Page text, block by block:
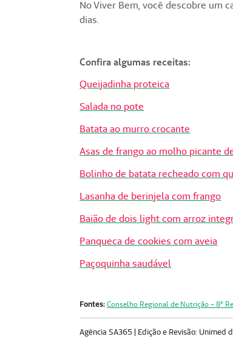
No Viver Bem, você descobre um
dias.
Confira algumas receitas:
Queijadinha proteica
Salada no pote
Batata ao murro crocante
Asas de frango ao molho picante
Bolinho de batata recheado com
Lasanha de berinjela com frango
Baião de dois light com arroz
Panqueca de cookies com aveia
Paçoquinha saudável
Fontes: Conselho Regional de Nutrição – 8°
Agência SA365 | Edição e Revisão: Unimed